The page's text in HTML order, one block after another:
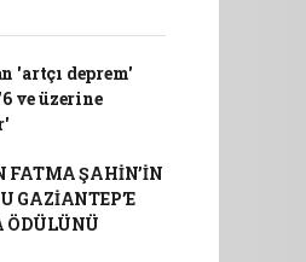
'artçı deprem'
ve üzerine
FATMA ŞAHİN’İN
GAZİANTEP’E
ÖDÜLÜNÜ